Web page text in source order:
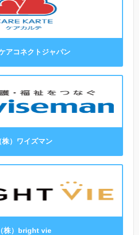
アコネクトジャパン
株）ワイズマン
（株）bright vie